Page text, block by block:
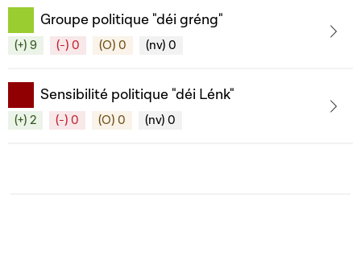
Groupe politique "déi gréng"
(+) 9 (-) 0 (O) 0 (nv) 0
Sensibilité politique "déi Lénk"
(+) 2 (-) 0 (O) 0 (nv) 0